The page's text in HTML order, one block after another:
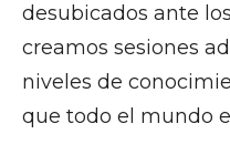
desubicados ante
creamos sesiones
niveles de
que todo el mundo